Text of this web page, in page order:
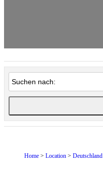
Home > Location > Deutschland